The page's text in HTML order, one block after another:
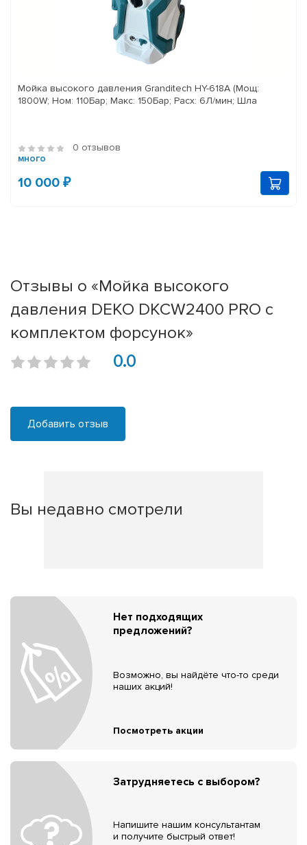
Мойка высокого давления Granditech HY-618A (Мощ:
1800W; Ном: 110Бар; Макс: 150Бар; Расх: 6Л/мин; Шла
0 отзывов
много
10 000 ₽
Отзывы о «Мойка высокого
давления DEKO DKCW2400 PRO с
комплектом форсунок»
0.0
Добавить отзыв
Вы недавно смотрели
Нет подходящих
предложений?
Возможно, вы найдёте что-то среди
наших акций!
Посмотреть акции
Затрудняетесь с выбором?
Напишите нашим консультантам
и получите быстрый ответ!